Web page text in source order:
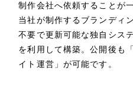
制作会社へ依頼することが
当社が制作するブランディ
不要で更新可能な独自シス
を利用して構築。公開後も
イト運営」が可能です。